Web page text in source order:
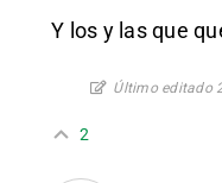
Y los y las que
Último editado
2